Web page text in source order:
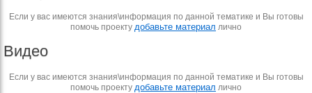
Если у вас имеются знания\информация по данной тематике и Вы готовы
помочь проекту добавьте материал лично
Видео
Если у вас имеются знания\информация по данной тематике и Вы готовы
помочь проекту добавьте материал лично